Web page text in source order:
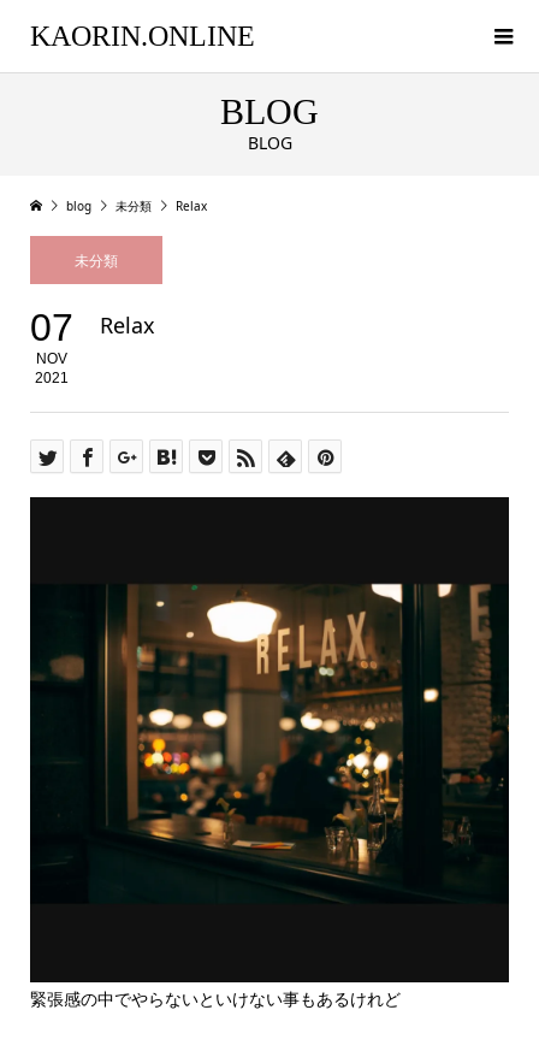
KAORIN.ONLINE
BLOG
BLOG
blog 未分類 Relax
未分類
07
NOV
2021
Relax
緊張感の中でやらないといけない事もあるけれど